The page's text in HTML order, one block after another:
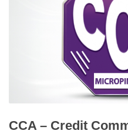
CCA – Credit